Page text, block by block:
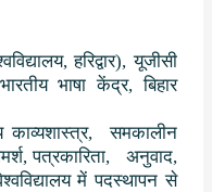
,हरिद्वार),यूजीसी
भारतीय भाषा केंद्र,बिहार
काव्यशास्त्र,
समकालीन
,पत्रकारिता, अनुवाद,
में पदस्थापन से